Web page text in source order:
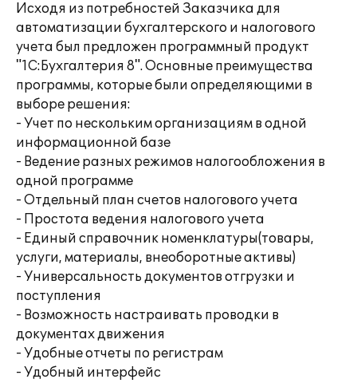
Исходя из потребностей Заказчика для
автоматизации бухгалтерского и налогового
учета был предложен программный продукт
"1С:Бухгалтерия 8". Основные преимущества
программы, которые были определяющими в
выборе решения:
- Учет по нескольким организациям в одной
информационной базе
- Ведение разных режимов налогообложения в
одной программе
- Отдельный план счетов налогового учета
- Простота ведения налогового учета
- Единый справочник номенклатуры(товары,
услуги, материалы, внеоборотные активы)
- Универсальность документов отгрузки и
поступления
- Возможность настраивать проводки в
документах движения
- Удобные отчеты по регистрам
- Удобный интерфейс